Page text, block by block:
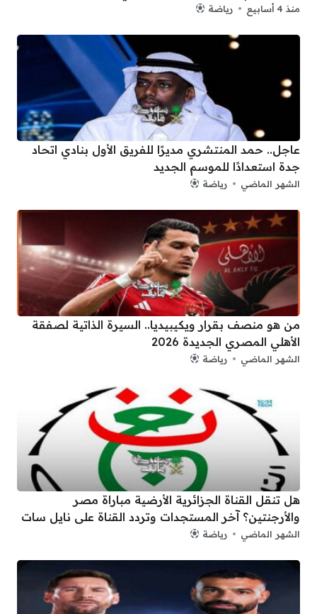
منذ 4 أسابيع رياضة
عاجل.. حمد المنتشري مديرًا للفريق الأول بنادي اتحاد
جدة استعدادًا للموسم الجديد
الشهر الماضي رياضة
من هو منصف بقرار ويكيبيديا.. السيرة الذاتية لصفقة
الأهلي المصري الجديدة 2026
الشهر الماضي رياضة
هل تنقل القناة الجزائرية الأرضية مباراة مصر
والأرجنتين؟ آخر المستجدات وتردد القناة على نايل سات
الشهر الماضي رياضة